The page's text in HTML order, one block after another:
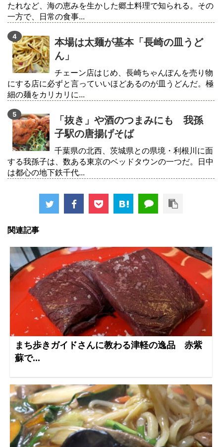
たれなど、海の恵みを生かした郷土料理で知られる。その
一方で、日常の食事...
本場は太麺が基本「長崎の皿うど
ん」
チェーン店はじめ、長崎ちゃんぽんを売り物
にする店に必ずと言っていいほどあるのが皿うどんだ。極
細の麺をカリカリに...
「抜き」や酒のつまみにも 我孫
子駅の唐揚げそば
千葉県の北西、茨城県との県境・利根川に面
する我孫子は、数ある東京のベッドタウンの一つだ。日中
は都心の地下鉄千代...
関連記事
まち歩きガイドさんに教わる津軽の逸品 赤紫
蘇で...